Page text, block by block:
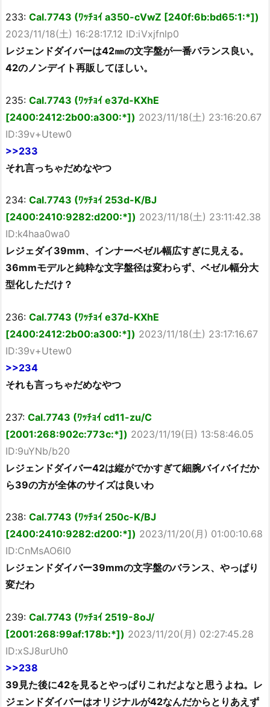
233: Cal.7743 (ﾜｯﾁｮｲ a350-cVwZ [240f:6b:bd65:1:*])
2023/11/18(土) 16:28:17.12 ID:iVxjfnlp0
レジェンドダイバーは42㎜の文字盤が一番バランス良い。
42のノンデイト再販してほしい。
235: Cal.7743 (ﾜｯﾁｮｲ e37d-KXhE
[2400:2412:2b00:a300:*]) 2023/11/18(土) 23:16:20.67
ID:39v+Utew0
>>233
それ言っちゃだめなやつ
234: Cal.7743 (ﾜｯﾁｮｲ 253d-K/BJ
[2400:2410:9282:d200:*]) 2023/11/18(土) 23:11:42.38
ID:k4haa0wa0
レジェダイ39mm、インナーベゼル幅広すぎに見える。
36mmモデルと純粋な文字盤径は変わらず、ベゼル幅分大
型化しただけ？
236: Cal.7743 (ﾜｯﾁｮｲ e37d-KXhE
[2400:2412:2b00:a300:*]) 2023/11/18(土) 23:17:16.67
ID:39v+Utew0
>>234
それも言っちゃだめなやつ
237: Cal.7743 (ﾜｯﾁｮｲ cd11-zu/C
[2001:268:902c:773c:*]) 2023/11/19(日) 13:58:46.05
ID:9uYNb/b20
レジェンドダイバー42は縦がでかすぎて細腕バイバイだか
ら39の方が全体のサイズは良いわ
238: Cal.7743 (ﾜｯﾁｮｲ 250c-K/BJ
[2400:2410:9282:d200:*]) 2023/11/20(月) 01:00:10.68
ID:CnMsAO6l0
レジェンドダイバー39mmの文字盤のバランス、やっぱり
変だわ
239: Cal.7743 (ﾜｯﾁｮｲ 2519-8oJ/
[2001:268:99af:178b:*]) 2023/11/20(月) 02:27:45.28
ID:xSJ8urUh0
>>238
39見た後に42を見るとやっぱりこれだよなと思うよね。レ
ジェンドダイバーはオリジナルが42なんだからとりあえず